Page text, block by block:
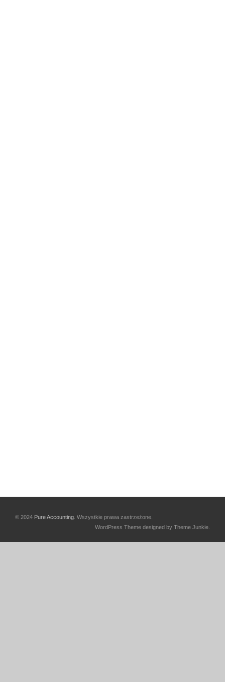
© 2024 Pure Accounting . Wszystkie prawa zastrzeżone.
WordPress Theme designed by Theme Junkie.